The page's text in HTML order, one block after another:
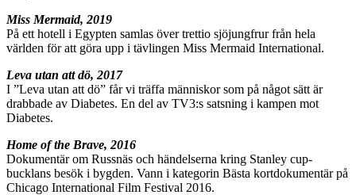
Miss Mermaid, 2019
På ett hotell i Egypten samlas över trettio sjöjungfrur från hela
världen för att göra upp i tävlingen Miss Mermaid International.
Leva utan att dö, 2017
I ”Leva utan att dö” får vi träffa människor som på något sätt är
drabbade av Diabetes. En del av TV3:s satsning i kampen mot
Diabetes.
Home of the Brave, 2016
Dokumentär om Russnäs och händelserna kring Stanley cup-
bucklans besök i bygden. Vann i kategorin Bästa kortdokumentär på
Chicago International Film Festival 2016.